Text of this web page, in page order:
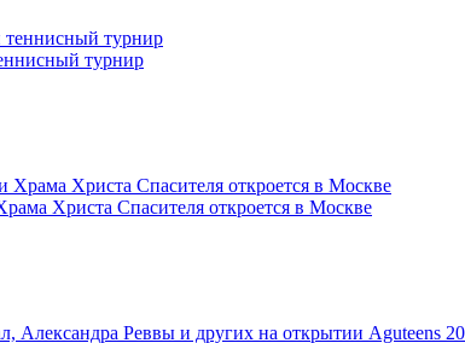
турнир
Христа Спасителя откроется в Москве